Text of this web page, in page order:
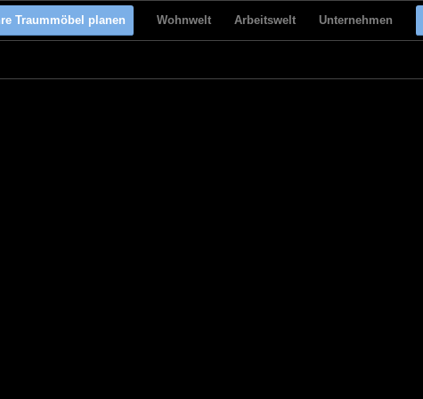
Traummöbel planen Wohnwelt Arbeitswelt Unternehmen